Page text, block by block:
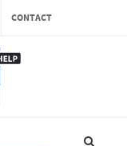
CONTACT